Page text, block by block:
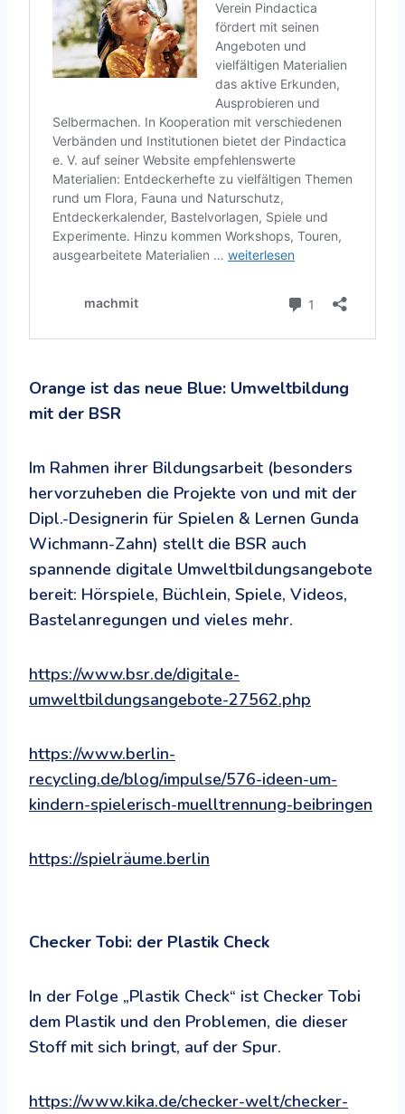
Orange ist das neue Blue: Umweltbildung
mit der BSR
Im Rahmen ihrer Bildungsarbeit (besonders
hervorzuheben die Projekte von und mit der
Dipl.-Designerin für Spielen & Lernen Gunda
Wichmann-Zahn) stellt die BSR auch
spannende digitale Umweltbildungsangebote
bereit: Hörspiele, Büchlein, Spiele, Videos,
Bastelanregungen und vieles mehr.
https://www.bsr.de/digitale-
umweltbildungsangebote-27562.php
https://www.berlin-
recycling.de/blog/impulse/576-ideen-um-
kindern-spielerisch-muelltrennung-beibringen
https://spielräume.berlin
Checker Tobi: der Plastik Check
In der Folge „Plastik Check“ ist Checker Tobi
dem Plastik und den Problemen, die dieser
Stoff mit sich bringt, auf der Spur.
https://www.kika.de/checker-welt/checker-